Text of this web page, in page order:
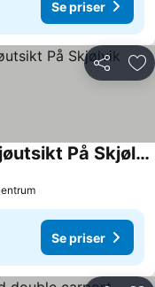
Se priser
Del
Arkitekttegnet Hytte Med Sjøutsikt På Skjølvik
Se priser